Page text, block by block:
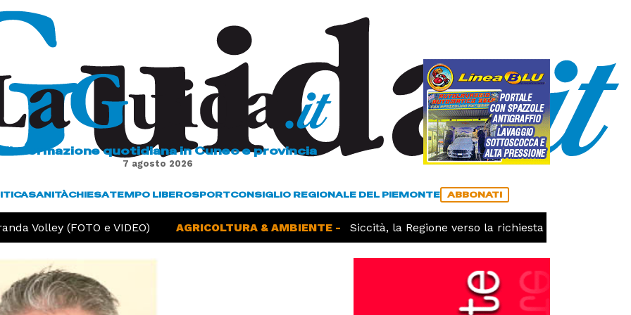
L'informazione quotidiana in Cuneo e provincia
7 agosto 2026
SANITÀCHIESATEMPO LIBEROSPORTCONSIGLIO REGIONALE DEL PIEMONTE ABBONATI
Volley (FOTO e VIDEO) AGRICOLTURA & AMBIENTE - Siccità, la Regione verso la richiesta dello stato di